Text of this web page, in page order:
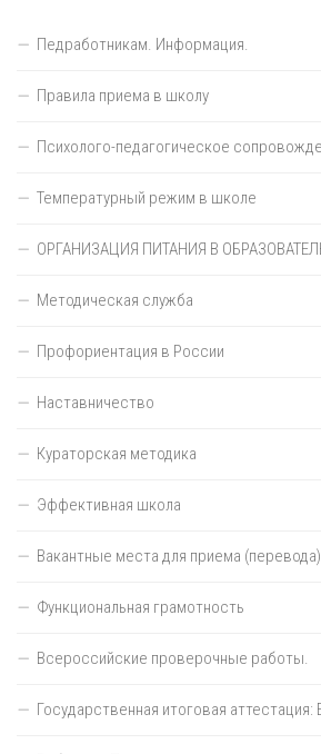
Педработникам. Информация.
Правила приема в школу
Психолого-педагогическое
Температурный режим в школе
ОРГАНИЗАЦИЯ ПИТАНИЯ В
Методическая служба
Профориентация в России
Наставничество
Кураторская методика
Эффективная школа
Вакантные места для приема (перевода)
Функциональная грамотность
Всероссийские проверочные работы.
Государственная итоговая аттестация: